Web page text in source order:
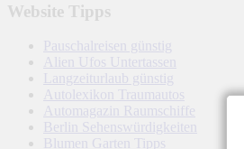
Website Tipps
Pauschalreisen günstig
Alien Ufos Untertassen
Langzeiturlaub günstig
Autolexikon Traumautos
Automagazin Raumschiffe
Berlin Sehenswürdigkeiten
Blumen Garten Tipps